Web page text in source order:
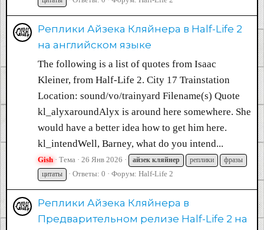
Реплики Айзека Кляйнера в Half-Life 2
на английском языке
The following is a list of quotes from Isaac
Kleiner, from Half-Life 2. City 17 Trainstation
Location: sound/vo/trainyard Filename(s) Quote
kl_alyxaroundAlyx is around here somewhere. She
would have a better idea how to get him here.
kl_intendWell, Barney, what do you intend...
Gish Тема 26 Янв 2026 айзек кляйнер реплики
фразы
цитаты
Ответы: 0 Форум: Half-Life 2
Реплики Айзека Кляйнера в
Предварительном релизе Half-Life 2 на